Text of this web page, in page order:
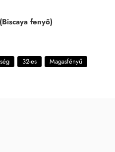
fenyő)
32-es Magasfényű